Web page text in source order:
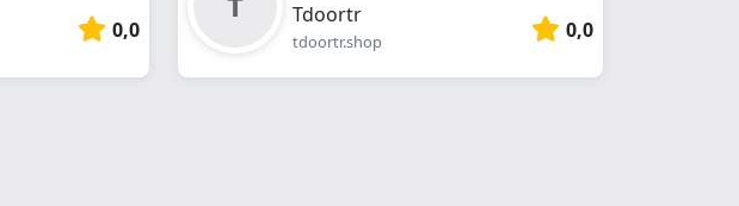
0,0
Tdoortr
tdoortr.shop 0,0